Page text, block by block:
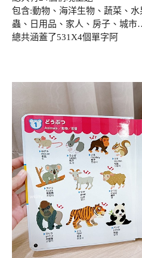
包含:動物、海洋生物、蔬菜、
蟲、日用品、家人、房子、城
總共涵蓋了531X4個單字阿